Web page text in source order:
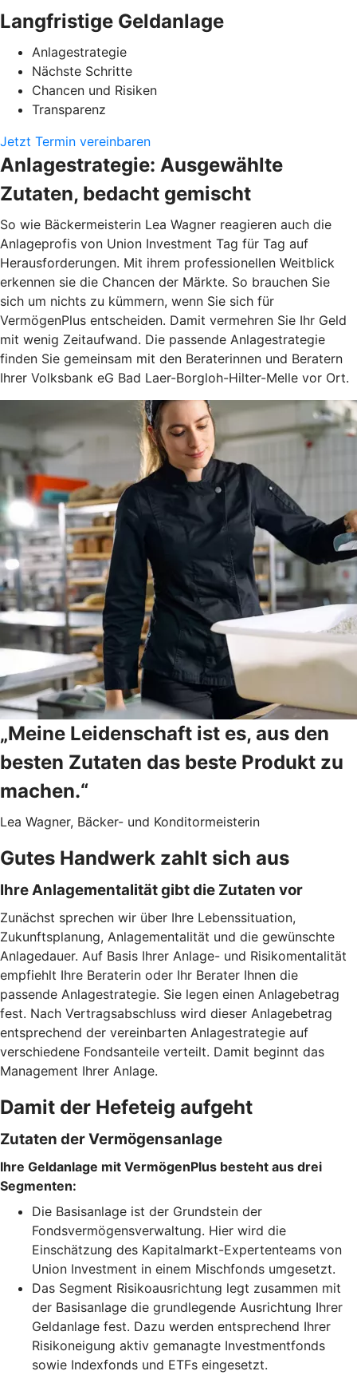
Langfristige Geldanlage
Anlagestrategie
Nächste Schritte
Chancen und Risiken
Transparenz
Jetzt Termin vereinbaren
Anlagestrategie: Ausgewählte
Zutaten, bedacht gemischt
So wie Bäckermeisterin Lea Wagner reagieren auch die
Anlageprofis von Union Investment Tag für Tag auf
Herausforderungen. Mit ihrem professionellen Weitblick
erkennen sie die Chancen der Märkte. So brauchen Sie
sich um nichts zu kümmern, wenn Sie sich für
VermögenPlus entscheiden. Damit vermehren Sie Ihr Geld
mit wenig Zeitaufwand. Die passende Anlagestrategie
finden Sie gemeinsam mit den Beraterinnen und Beratern
Ihrer Volksbank eG Bad Laer-Borgloh-Hilter-Melle vor Ort.
„Meine Leidenschaft ist es, aus den
besten Zutaten das beste Produkt zu
machen.“
Lea Wagner, Bäcker- und Konditormeisterin
Gutes Handwerk zahlt sich aus
Ihre Anlagementalität gibt die Zutaten vor
Zunächst sprechen wir über Ihre Lebenssituation,
Zukunftsplanung, Anlagementalität und die gewünschte
Anlagedauer. Auf Basis Ihrer Anlage- und Risikomentalität
empfiehlt Ihre Beraterin oder Ihr Berater Ihnen die
passende Anlagestrategie. Sie legen einen Anlagebetrag
fest. Nach Vertragsabschluss wird dieser Anlagebetrag
entsprechend der vereinbarten Anlagestrategie auf
verschiedene Fondsanteile verteilt. Damit beginnt das
Management Ihrer Anlage.
Damit der Hefeteig aufgeht
Zutaten der Vermögensanlage
Ihre Geldanlage mit VermögenPlus besteht aus drei
Segmenten:
Die Basisanlage ist der Grundstein der
Fondsvermögensverwaltung. Hier wird die
Einschätzung des Kapitalmarkt-Expertenteams von
Union Investment in einem Mischfonds umgesetzt.
Das Segment Risikoausrichtung legt zusammen mit
der Basisanlage die grundlegende Ausrichtung Ihrer
Geldanlage fest. Dazu werden entsprechend Ihrer
Risikoneigung aktiv gemanagte Investmentfonds
sowie Indexfonds und ETFs eingesetzt.